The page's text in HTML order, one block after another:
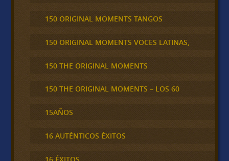
150 ORIGINAL MOMENTS TANGOS
150 ORIGINAL MOMENTS VOCES LATINAS,
150 THE ORIGINAL MOMENTS
150 THE ORIGINAL MOMENTS – LOS 60
15AÑOS
16 AUTÉNTICOS ÉXITOS
16 ÉXITOS